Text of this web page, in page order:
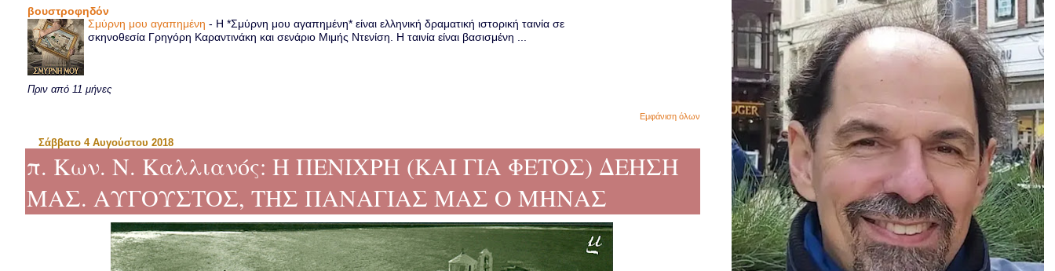
βουστροφηδόν
Σμύρνη μου αγαπημένη- Η *Σμύρνη μου αγαπημένη* είναι ελληνική δραματική ιστορική ταινία σε
σκηνοθεσία Γρηγόρη Καραντινάκη και σενάριο Μιμής Ντενίση. Η ταινία είναι βασισμένη ...
Πριν από 11 μήνες
Εμφάνιση όλων
Σάββατο 4 Αυγούστου 2018
π. Κων. Ν. Καλλιανός: Η ΠΕΝΙΧΡΗ (ΚΑΙ ΓΙΑ ΦΕΤΟΣ) ΔΕΗΣΗ
ΜΑΣ. ΑΥΓΟΥΣΤΟΣ, ΤΗΣ ΠΑΝΑΓΙΑΣ ΜΑΣ Ο ΜΗΝΑΣ